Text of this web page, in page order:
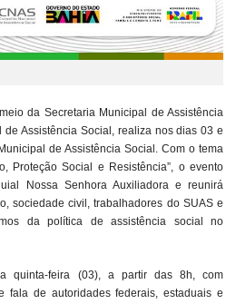
da Secretaria Municipal de Assistência
Assistência Social, realiza nos dias 03 e
de Assistência Social. Com o tema
Proteção Social e Resistência”, o evento
Nossa Senhora Auxiliadora e reunirá
sociedade civil, trabalhadores do SUAS e
da política de assistência social no
quinta-feira (03), a partir das 8h, com
fala de autoridades federais, estaduais e